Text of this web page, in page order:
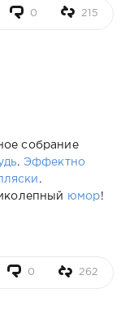
0 215
собрание
. Эффектно
.
юмор!
0 262